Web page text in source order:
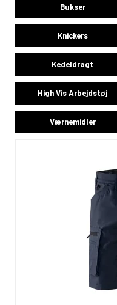
Bukser
Knickers
Kedeldragt
High Vis Arbejdstøj
Værnemidler